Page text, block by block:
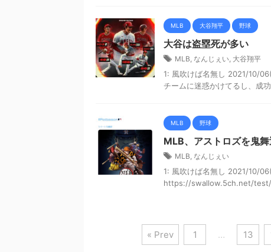
MLB 大谷翔平 野球
大谷は盗塁死が多い
MLB, なんじぇい, 大谷翔平
1: 風吹けば名無し 2021/10/
チームに迷惑かけてるし、成
MLB 野球
MLB、アストロズを鬼
MLB, なんじぇい
1: 風吹けば名無し 2021/10/
https://swallow.5ch.net/
« Prev 1 … 13